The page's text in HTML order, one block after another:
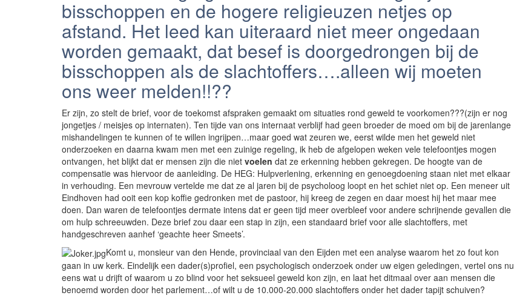
bisschoppen en de hogere religieuzen netjes op
afstand. Het leed kan uiteraard niet meer ongedaan
worden gemaakt, dat besef is doorgedrongen bij de
bisschoppen als de slachtoffers….alleen wij moeten
ons weer melden!!??
Er zijn, zo stelt de brief, voor de toekomst afspraken gemaakt om situaties rond geweld te voorkomen???(zijn er nog
jongetjes / meisjes op internaten). Ten tijde van ons internaat verblijf had geen broeder de moed om bij de jarenlange
mishandelingen te kunnen of te willen ingrijpen…maar goed wat zeuren we, eerst wilde men het geweld niet
onderzoeken en daarna kwam men met een zuinige regeling, ik heb de afgelopen weken vele telefoontjes mogen
ontvangen, het blijkt dat er mensen zijn die niet voelen dat ze erkenning hebben gekregen. De hoogte van de
compensatie was hiervoor de aanleiding. De HEG: Hulpverlening, erkenning en genoegdoening staan niet met elkaar
in verhouding. Een mevrouw vertelde me dat ze al jaren bij de psycholoog loopt en het schiet niet op. Een meneer uit
Eindhoven had ooit een kop koffie gedronken met de pastoor, hij kreeg de zegen en daar moest hij het maar mee
doen. Dan waren de telefoontjes dermate intens dat er geen tijd meer overbleef voor andere schrijnende gevallen die
om hulp schreeuwden. Deze brief zou daar een stap in zijn, een standaard brief voor alle slachtoffers, met
handgeschreven aanhef ‘geachte heer Smeets’.
Komt u, monsieur van den Hende, provinciaal van den Eijden met een analyse waarom het zo fout kon
gaan in uw kerk. Eindelijk een dader(s)profiel, een psychologisch onderzoek onder uw eigen geledingen, vertel ons nu
eens wat u drijft of waarom u zo blind voor het seksueel geweld kon zijn, en laat het ditmaal over aan mensen die
benoemd worden door het parlement…of wilt u de 10.000-20.000 slachtoffers onder het dader tapijt schuiven?